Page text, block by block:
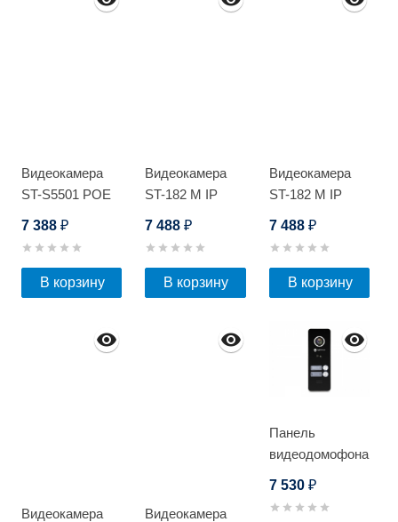
Видеокамера
ST-S5501 POE
7 388 ₽
В корзину
Видеокамера
ST-182 M IP
7 488₽
В корзину
Видеокамера
ST-182 M IP
7 488 ₽
В корзину
Видеокамера
Видеокамера
Панель
видеодомофона
7 530 ₽